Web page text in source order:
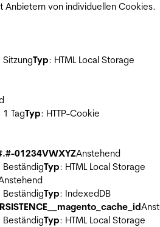
Anbietern von individuellen Cookies.
SitzungTyp: HTML Local Storage
1 TagTyp: HTTP-Cookie
01234VWXYZAnstehend
BeständigTyp: HTML Local Storage
BeständigTyp: IndexedDB
BeständigTyp: HTML Local Storage